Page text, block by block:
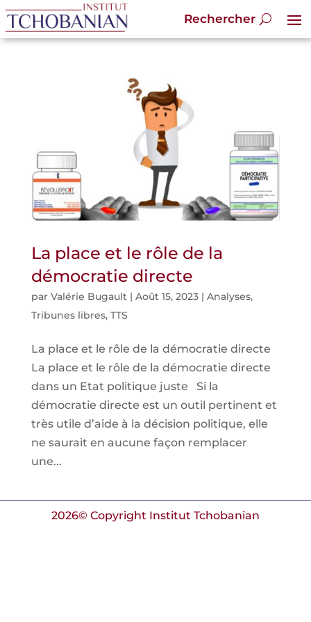
La place et le rôle de la
démocratie directe
par Valérie Bugault| Août 15, 2023| Analyses,
Tribunes libres, TTS
La place et le rôle de la démocratie directe
La place et le rôle de la démocratie directe
dans un Etat politique juste Si la
démocratie directe est un outil pertinent et
très utile d’aide à la décision politique, elle
ne saurait en aucune façon remplacer
une...
2026© Copyright Institut Tchobanian